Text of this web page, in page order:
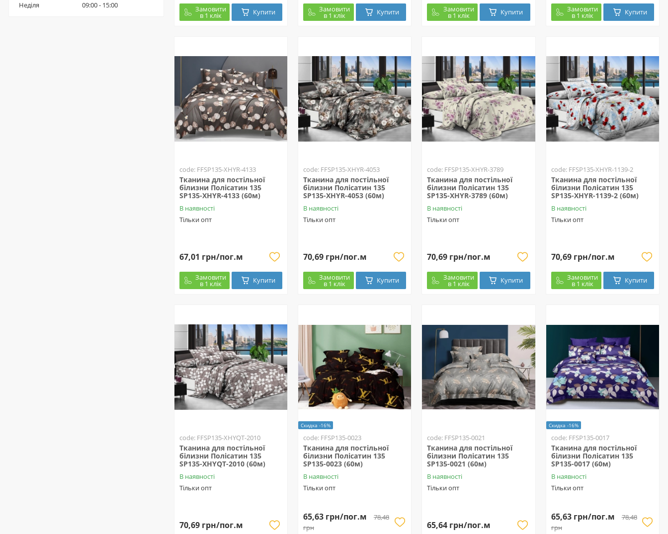
Замовити
в 1 клік Купити Замовити
в 1 клік Купити Замовити
в 1 клік Купити Замовити
в 1 клік Купити
code: FFSP135-XHYR-4133
Тканина для постільної
білизни Полісатин 135
SP135-XHYR-4133 (60м)
В наявності
Тільки опт
67,01 грн/пог.м
Замовити
в 1 клік Купити
code: FFSP135-XHYR-4053
Тканина для постільної
білизни Полісатин 135
SP135-XHYR-4053 (60м)
В наявності
Тільки опт
70,69 грн/пог.м
Замовити
в 1 клік Купити
code: FFSP135-XHYR-3789
Тканина для постільної
білизни Полісатин 135
SP135-XHYR-3789 (60м)
В наявності
Тільки опт
70,69 грн/пог.м
Замовити
в 1 клік Купити
code: FFSP135-XHYR-1139-2
Тканина для постільної
білизни Полісатин 135
SP135-XHYR-1139-2 (60м)
В наявності
Тільки опт
70,69 грн/пог.м
Замовити
в 1 клік Купити
code: FFSP135-XHYQT-2010
Тканина для постільної
білизни Полісатин 135
SP135-XHYQT-2010 (60м)
В наявності
Тільки опт
70,69 грн/пог.м
Скидка -16%
code: FFSP135-0023
Тканина для постільної
білизни Полісатин 135
SP135-0023 (60м)
В наявності
Тільки опт
65,63 грн/пог.м
78,48
грн
code: FFSP135-0021
Тканина для постільної
білизни Полісатин 135
SP135-0021 (60м)
В наявності
Тільки опт
65,64 грн/пог.м
Скидка -16%
code: FFSP135-0017
Тканина для постільної
білизни Полісатин 135
SP135-0017 (60м)
В наявності
Тільки опт
65,63 грн/пог.м
78,48
грн
Неділя
09:00 - 15:00